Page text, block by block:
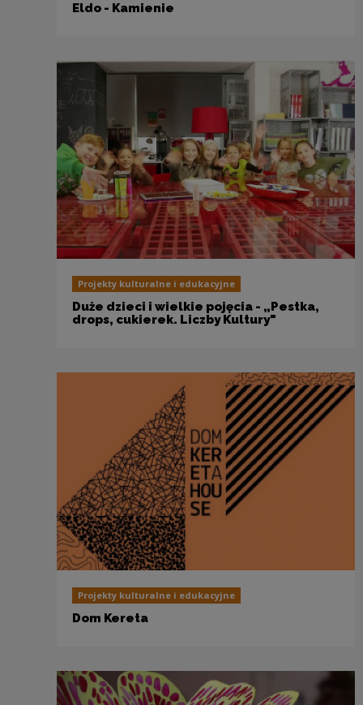
Eldo - Kamienie
Projekty kulturalne i edukacyjne
Duże dzieci i wielkie pojęcia - „Pestka,
drops, cukierek. Liczby Kultury"
Projekty kulturalne i edukacyjne
Dom Kereta